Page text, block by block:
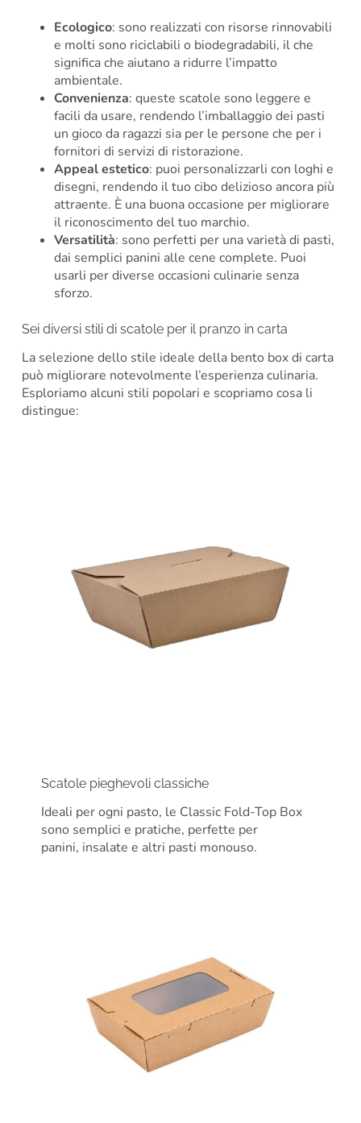
Ecologico: sono realizzati con risorse rinnovabili
e molti sono riciclabili o biodegradabili, il che
significa che aiutano a ridurre l’impatto
ambientale.
Convenienza: queste scatole sono leggere e
facili da usare, rendendo l’imballaggio dei pasti
un gioco da ragazzi sia per le persone che per i
fornitori di servizi di ristorazione.
Appeal estetico: puoi personalizzarli con loghi e
disegni, rendendo il tuo cibo delizioso ancora più
attraente. È una buona occasione per migliorare
il riconoscimento del tuo marchio.
Versatilità: sono perfetti per una varietà di pasti,
dai semplici panini alle cene complete. Puoi
usarli per diverse occasioni culinarie senza
sforzo.
Sei diversi stili di scatole per il pranzo in carta
La selezione dello stile ideale della bento box di carta
può migliorare notevolmente l’esperienza culinaria.
Esploriamo alcuni stili popolari e scopriamo cosa li
distingue:
Scatole pieghevoli classiche
Ideali per ogni pasto, le Classic Fold-Top Box
sono semplici e pratiche, perfette per
panini, insalate e altri pasti monouso.